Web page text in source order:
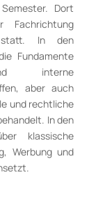
Dort
Fachrichtung
statt. In den
Fundamente
interne
aber auch
und rechtliche
In den
klassische
Werbung und